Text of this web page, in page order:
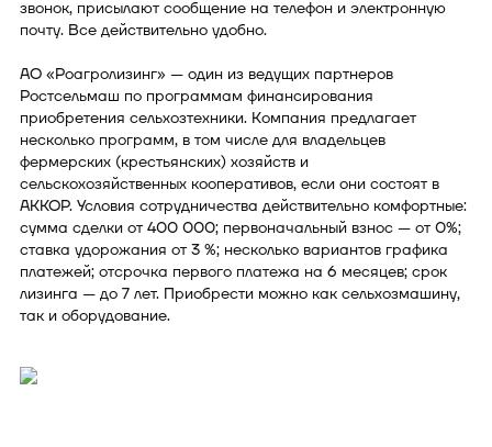
звонок, присылают сообщение на телефон и электронную
почту. Все действительно удобно.
АО «Роагролизинг» — один из ведущих партнеров
Ростсельмаш по программам финансирования
приобретения сельхозтехники. Компания предлагает
несколько программ, в том числе для владельцев
фермерских (крестьянских) хозяйств и
сельскохозяйственных кооперативов, если они состоят в
АККОР. Условия сотрудничества действительно комфортные:
сумма сделки от 400 000; первоначальный взнос — от 0%;
ставка удорожания от 3 %; несколько вариантов графика
платежей; отсрочка первого платежа на 6 месяцев; срок
лизинга — до 7 лет. Приобрести можно как сельхозмашину,
так и оборудование.